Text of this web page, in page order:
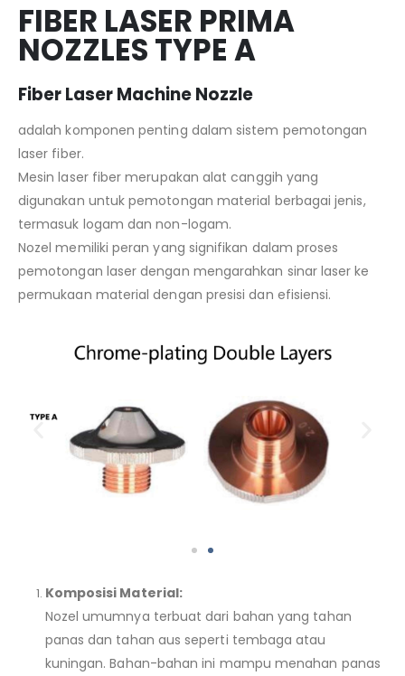
FIBER LASER PRIMA
NOZZLES TYPE A
Fiber Laser Machine Nozzle
adalah komponen penting dalam sistem pemotongan
laser fiber.
Mesin laser fiber merupakan alat canggih yang
digunakan untuk pemotongan material berbagai jenis,
termasuk logam dan non-logam.
Nozel memiliki peran yang signifikan dalam proses
pemotongan laser dengan mengarahkan sinar laser ke
permukaan material dengan presisi dan efisiensi.
Komposisi Material:
Nozel umumnya terbuat dari bahan yang tahan
panas dan tahan aus seperti tembaga atau
kuningan. Bahan-bahan ini mampu menahan panas